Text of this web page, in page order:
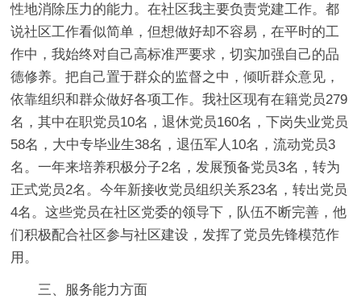
性地消除压力的能力。在社区我主要负责党建工作。都
说社区工作看似简单，但想做好却不容易，在平时的工
作中，我始终对自己高标准严要求，切实加强自己的品
德修养。把自己置于群众的监督之中，倾听群众意见，
依靠组织和群众做好各项工作。我社区现有在籍党员279
名，其中在职党员10名，退休党员160名，下岗失业党员
58名，大中专毕业生38名，退伍军人10名，流动党员3
名。一年来培养积极分子2名，发展预备党员3名，转为
正式党员2名。今年新接收党员组织关系23名，转出党员
4名。这些党员在社区党委的领导下，队伍不断完善，他
们积极配合社区参与社区建设，发挥了党员先锋模范作
用。
三、服务能力方面